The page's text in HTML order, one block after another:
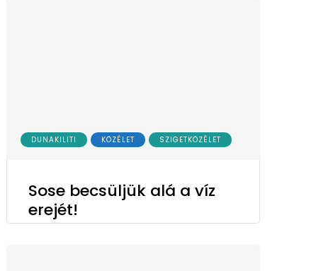
DUNAKILITI KÖZÉLET SZIGETKÖZÉLET
Sose becsüljük alá a víz
erejét!